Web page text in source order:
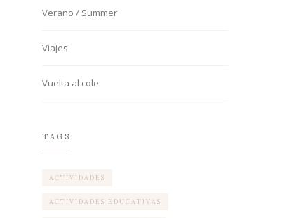
Verano / Summer
Viajes
Vuelta al cole
TAGS
ACTIVIDADES
ACTIVIDADES EDUCATIVAS